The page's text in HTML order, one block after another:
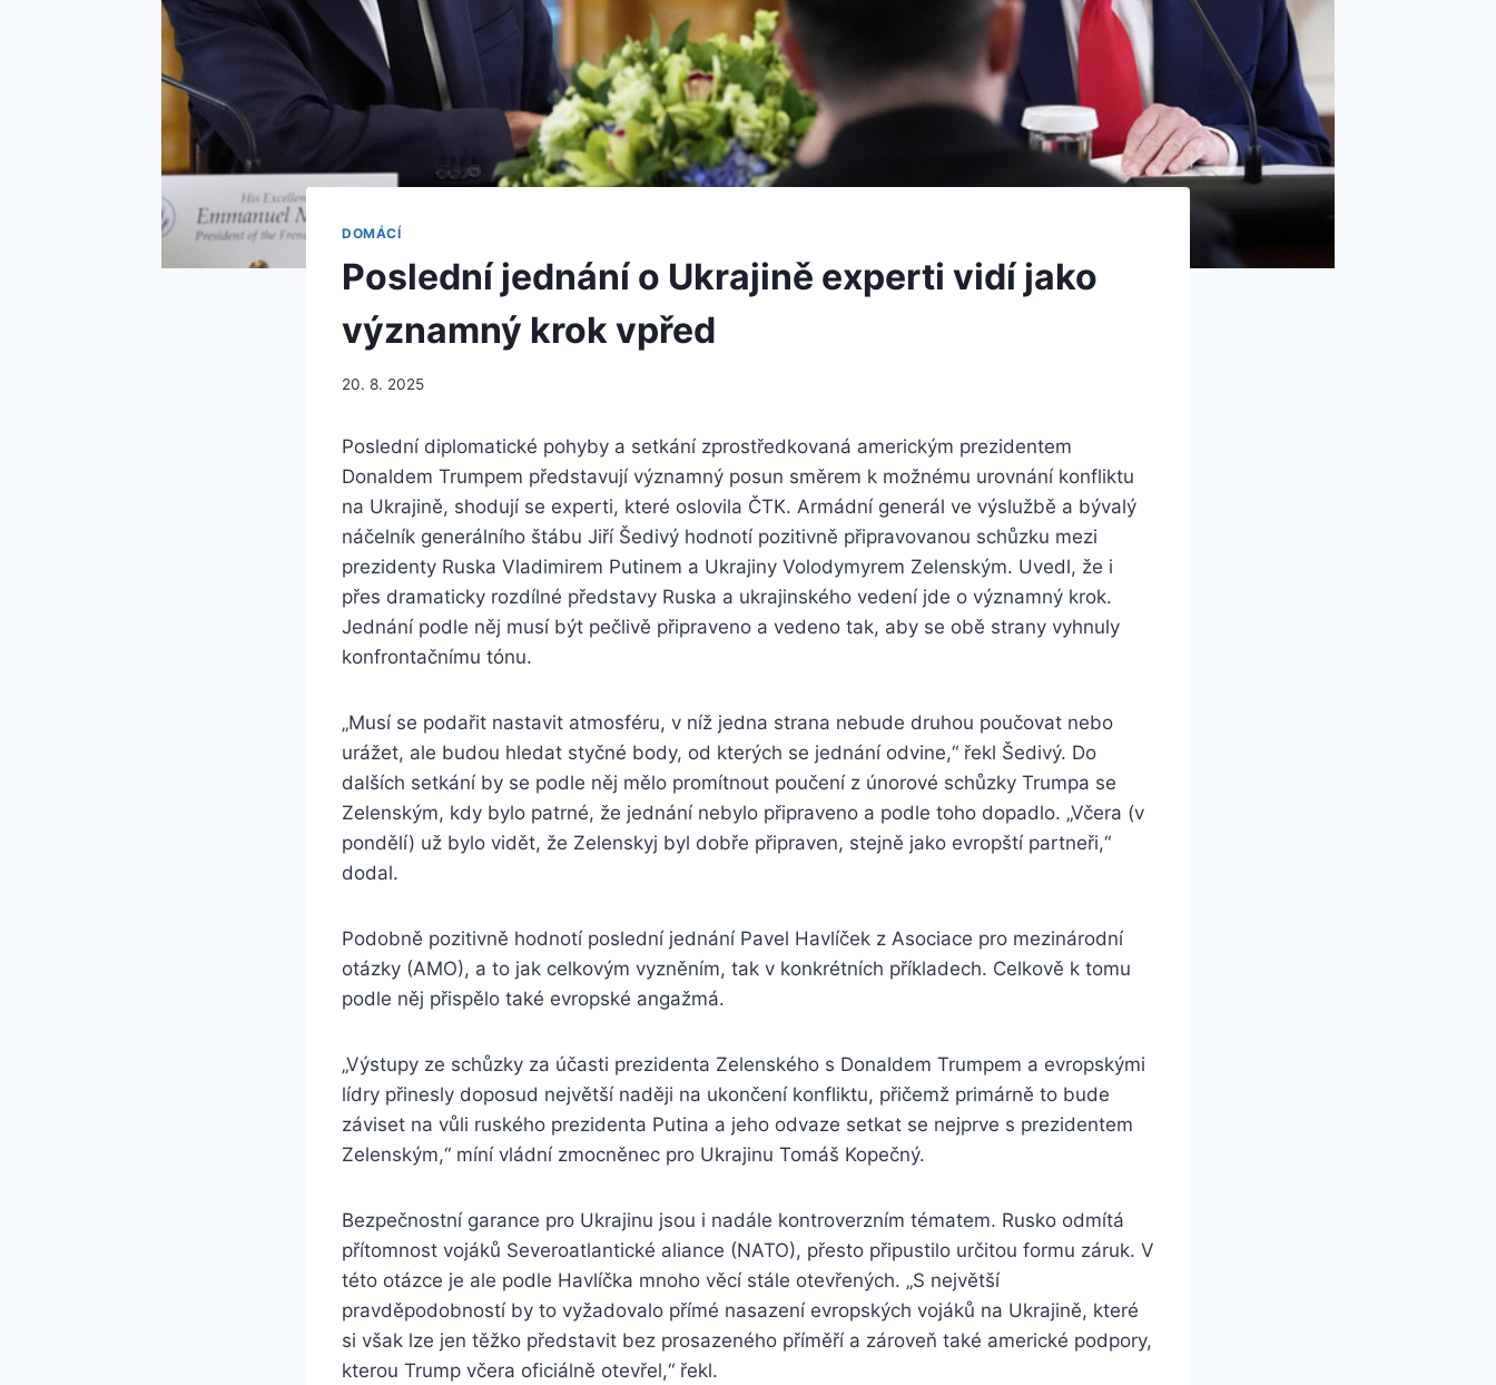
DOMÁCÍ
Poslední jednání o Ukrajině experti vidí jako
významný krok vpřed
20. 8. 2025
Poslední diplomatické pohyby a setkání zprostředkovaná americkým prezidentem
Donaldem Trumpem představují významný posun směrem k možnému urovnání konfliktu
na Ukrajině, shodují se experti, které oslovila ČTK. Armádní generál ve výslužbě a bývalý
náčelník generálního štábu Jiří Šedivý hodnotí pozitivně připravovanou schůzku mezi
prezidenty Ruska Vladimirem Putinem a Ukrajiny Volodymyrem Zelenským. Uvedl, že i
přes dramaticky rozdílné představy Ruska a ukrajinského vedení jde o významný krok.
Jednání podle něj musí být pečlivě připraveno a vedeno tak, aby se obě strany vyhnuly
konfrontačnímu tónu.
„Musí se podařit nastavit atmosféru, v níž jedna strana nebude druhou poučovat nebo
urážet, ale budou hledat styčné body, od kterých se jednání odvine,“ řekl Šedivý. Do
dalších setkání by se podle něj mělo promítnout poučení z únorové schůzky Trumpa se
Zelenským, kdy bylo patrné, že jednání nebylo připraveno a podle toho dopadlo. „Včera (v
pondělí) už bylo vidět, že Zelenskyj byl dobře připraven, stejně jako evropští partneři,“
dodal.
Podobně pozitivně hodnotí poslední jednání Pavel Havlíček z Asociace pro mezinárodní
otázky (AMO), a to jak celkovým vyzněním, tak v konkrétních příkladech. Celkově k tomu
podle něj přispělo také evropské angažmá.
„Výstupy ze schůzky za účasti prezidenta Zelenského s Donaldem Trumpem a evropskými
lídry přinesly doposud největší naději na ukončení konfliktu, přičemž primárně to bude
záviset na vůli ruského prezidenta Putina a jeho odvaze setkat se nejprve s prezidentem
Zelenským,“ míní vládní zmocněnec pro Ukrajinu Tomáš Kopečný.
Bezpečnostní garance pro Ukrajinu jsou i nadále kontroverzním tématem. Rusko odmítá
přítomnost vojáků Severoatlantické aliance (NATO), přesto připustilo určitou formu záruk. V
této otázce je ale podle Havlíčka mnoho věcí stále otevřených. „S největší
pravděpodobností by to vyžadovalo přímé nasazení evropských vojáků na Ukrajině, které
si však lze jen těžko představit bez prosazeného příměří a zároveň také americké podpory,
kterou Trump včera oficiálně otevřel,“ řekl.